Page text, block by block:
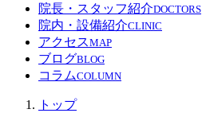
院長・スタッフ紹介DOCTORS
院内・設備紹介CLINIC
アクセスMAP
ブログBLOG
コラムCOLUMN
トップ